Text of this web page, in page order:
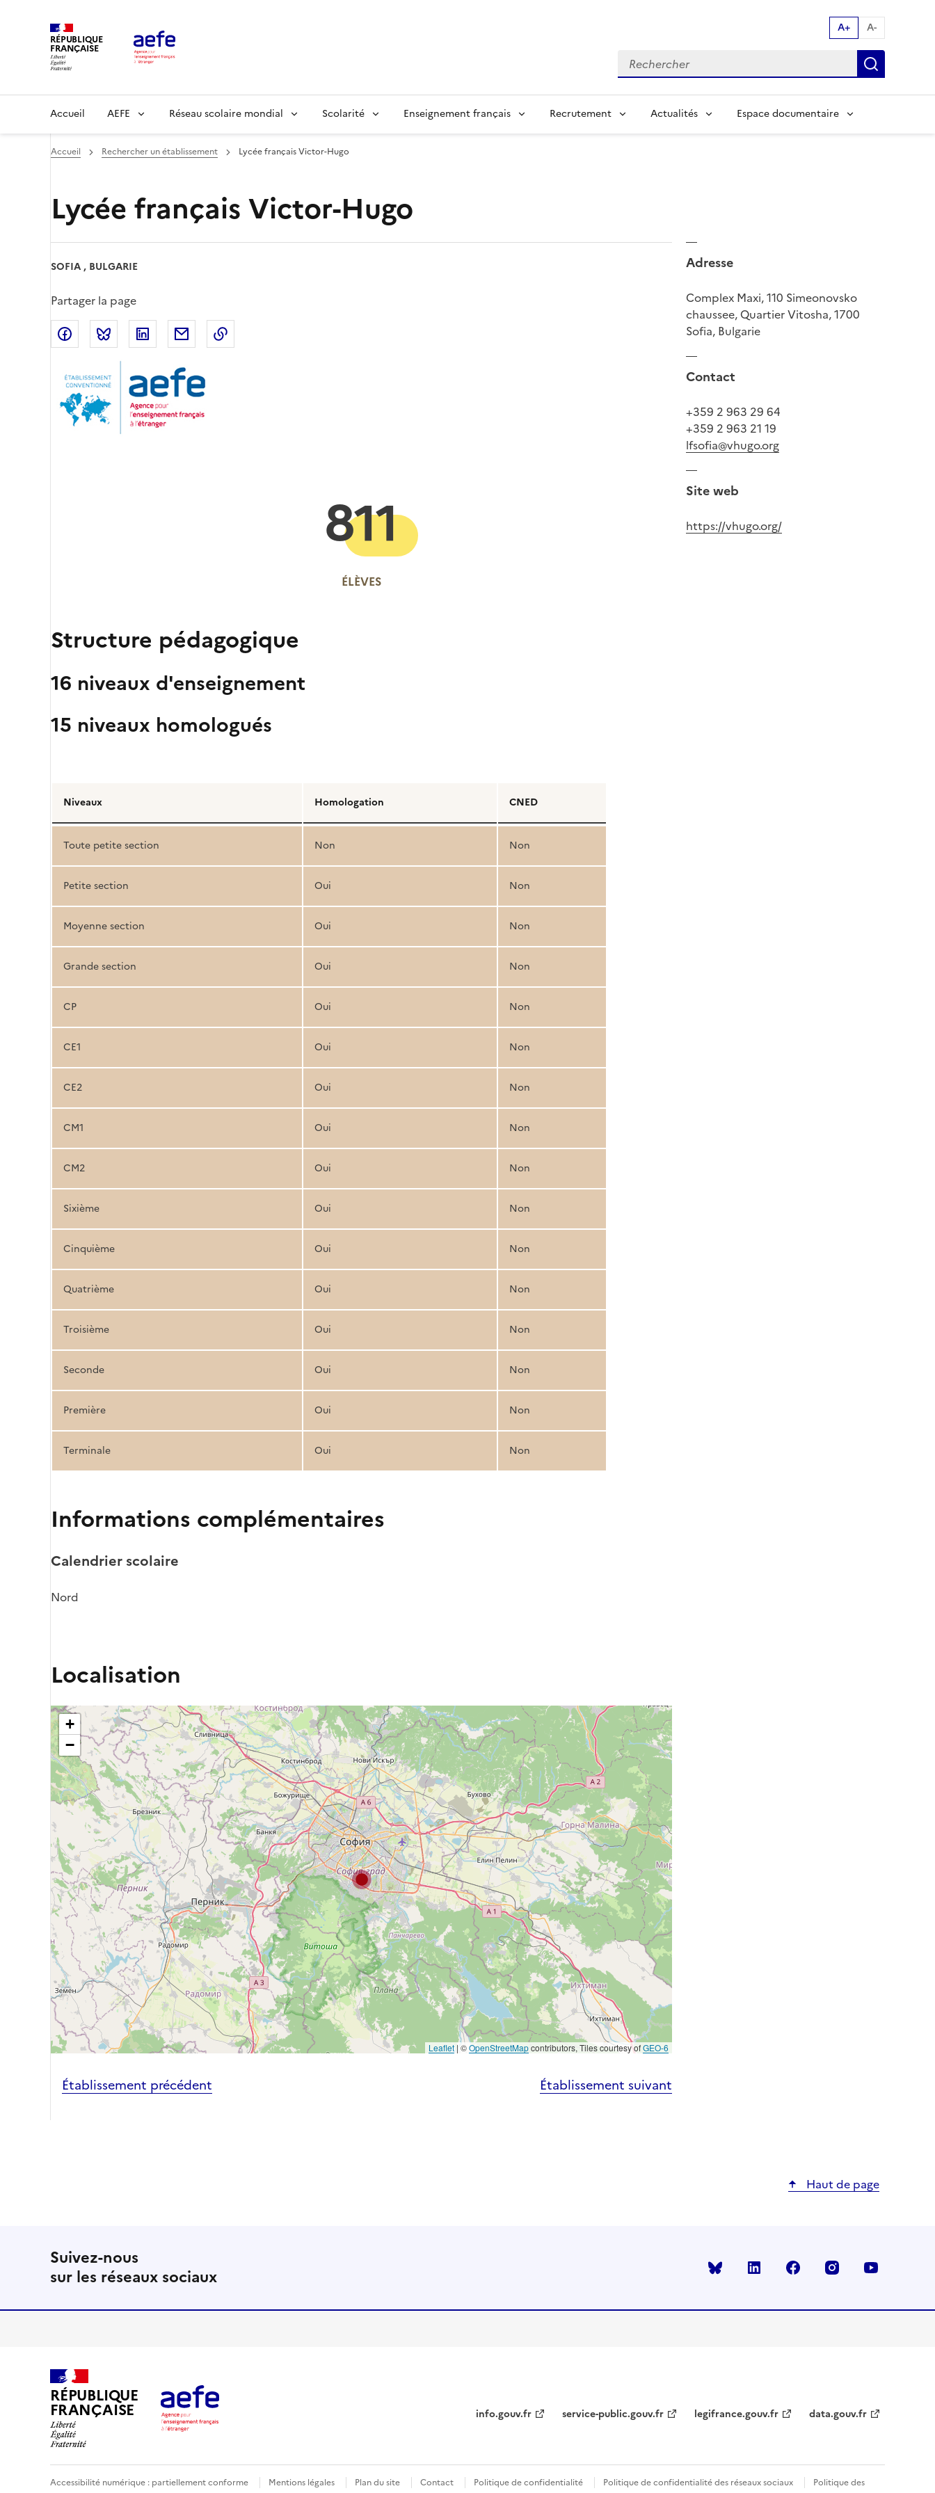
RÉPUBLIQUE
FRANÇAISE
A+ A-
Recherche par mot clés:
Main
navigation
Accueil AEFE Réseau scolaire mondial Scolarité Enseignement français Recrutement Actualités Espace documentaire
Accueil Rechercher un établissement Lycée français Victor-Hugo
Lycée français Victor-Hugo
SOFIA , BULGARIE
Partager la page
Partager sur Facebook
Partager sur Bluesky
Partager sur LinkedIn
Partager par email
ÉLÈVES
811
Structure pédagogique
16 niveaux d'enseignement
15 niveaux homologués
de
la
structure
pédagogique
Niveaux Homologation CNED
Toute petite section Non Non
Petite section Oui Non
Moyenne section Oui Non
Grande section Oui Non
CP Oui Non
CE1 Oui Non
CE2 Oui Non
CM1 Oui Non
CM2 Oui Non
Sixième Oui Non
Cinquième Oui Non
Quatrième Oui Non
Troisième Oui Non
Seconde Oui Non
Première Oui Non
Terminale Oui Non
Informations complémentaires
Calendrier scolaire
Nord
Localisation
+
−
Leaflet | ©OpenStreetMapcontributors, Tiles courtesy ofGEO-6
Établissement précédent Établissement suivant
Adresse
Complex Maxi, 110 Simeonovsko
chaussee, Quartier Vitosha, 1700
Sofia, Bulgarie
Contact
+359 2 963 29 64
+359 2 963 21 19
lfsofia@vhugo.org
Site web
https://vhugo.org/
Haut de page
Suivez-nous
sur les réseaux sociaux
Bluesky linkedin facebook instagram
RÉPUBLIQUE
FRANÇAISE info.gouv.fr service-public.gouv.fr legifrance.gouv.fr data.gouv.fr
Accessibilité numérique : partiellement conforme Mentions légales Plan du site Contact Politique de confidentialité Politique de confidentialité des réseaux sociaux Politique des